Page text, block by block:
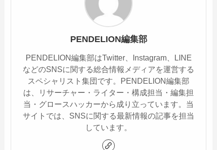
PENDELION編集部
PENDELION編集部はTwitter、Instagram、LINE
などのSNSに関する総合情報メディアを運営する
スペシャリスト集団です。PENDELION編集部
は、リサーチャー・ライター・構成担当・編集担
当・グロースハッカーから成り立っています。当
サイトでは、SNSに関する最新情報の記事を担当
しています。